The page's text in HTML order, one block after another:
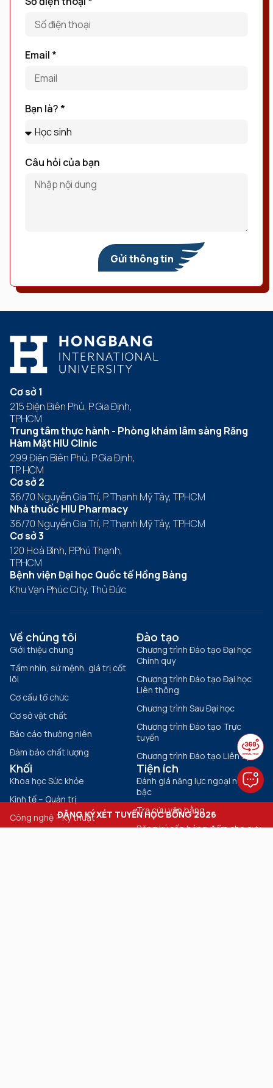
Email *
Bạn là? *
Câu hỏi của bạn
Gửi thông tin
Cơ sở 1
215 Điện Biên Phủ, P. Gia Định,
TP.HCM
Trung tâm thực hành - Phòng khám lâm sàng Răng
Hàm Mặt HIU Clinic
299 Điện Biên Phủ, P. Gia Định,
TP. HCM
Cơ sở 2
36/70 Nguyễn Gia Trí, P. Thạnh Mỹ Tây, TP.HCM
Nhà thuốc HIU Pharmacy
36/70 Nguyễn Gia Trí, P. Thạnh Mỹ Tây, TP.HCM
Cơ sở 3
120 Hoà Bình, P.Phú Thạnh,
TP.HCM
Bệnh viện Đại học Quốc tế Hồng Bàng
Khu Vạn Phúc City, Thủ Đức
Về chúng tôi
Giới thiệu chung
Tầm nhìn, sứ mệnh, giá trị cốt
lõi
Cơ cấu tổ chức
Cơ sở vật chất
Báo cáo thường niên
Đảm bảo chất lượng
Đào tạo
Chương trình Đào tạo Đại học
Chính quy
Chương trình Đào tạo Đại học
Liên thông
Chương trình Sau Đại học
Chương trình Đào tạo Trực
tuyến
Chương trình Đào tạo Liên tục
Khối
Khoa học Sức khỏe
Kinh tế – Quản trị
Công nghệ – Kỹ thuật
Tiện ích
Đánh giá năng lực ngoại ngữ 6
bậc
Tra cứu văn bằng
Đăng ký cấp bảng điểm cho cựu
ĐĂNG KÝ XÉT TUYỂN HỌC BỔNG 2026